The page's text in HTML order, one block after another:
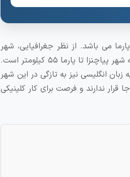
می باشد. از نظر جغرافیایی، شهر
پیاچنزا بین بولونیا و میلان قرار دارد و بدلیل داشتن مناطق تاریخی یک شهر توریستی است، فاصله شهر پیاچنزا تا پارما ۵۵ کیلومتر است.
انگلیسی نیز به تازگی در این شهر
ندارند و فرصت برای کار کلینیکی